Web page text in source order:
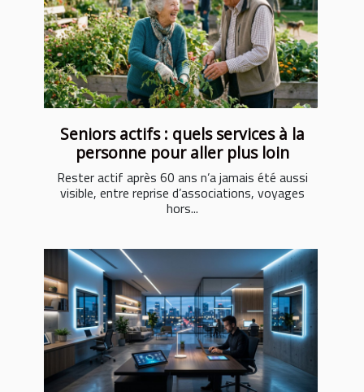
Seniors actifs : quels services à la
personne pour aller plus loin
Rester actif après 60 ans n’a jamais été aussi
visible, entre reprise d’associations, voyages
hors...